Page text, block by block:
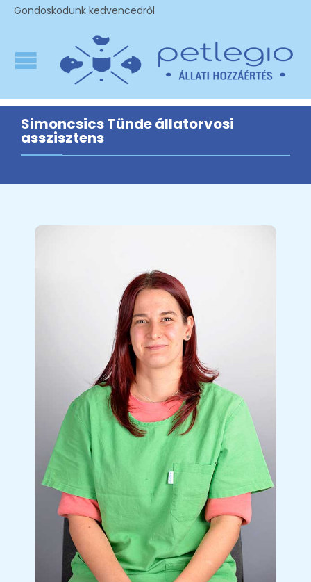
Gondoskodunk kedvencedről
Simoncsics Tünde állatorvosi
asszisztens